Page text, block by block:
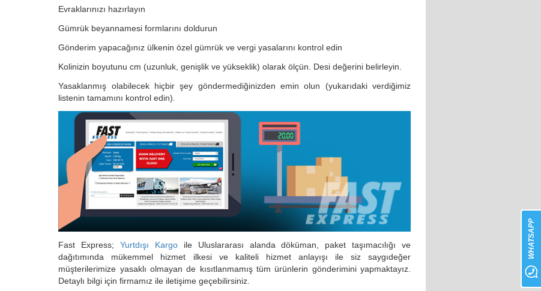
Evraklarınızı hazırlayın
Gümrük beyannamesi formlarını doldurun
Gönderim yapacağınız ülkenin özel gümrük ve vergi yasalarını kontrol edin
Kolinizin boyutunu cm (uzunluk, genişlik ve yükseklik) olarak ölçün. Desi değerini belirleyin.
Yasaklanmış olabilecek hiçbir şey göndermediğinizden emin olun (yukarıdaki verdiğimiz
listenin tamamını kontrol edin).
Fast Express;Yurtdışı Kargoile Uluslararası alanda döküman, paket taşımacılığı ve
dağıtımında mükemmel hizmet ilkesi ve kaliteli hizmet anlayışı ile siz saygıdeğer
müşterilerimize yasaklı olmayan de kısıtlanmamış tüm ürünlerin gönderimini yapmaktayız.
Detaylı bilgi için firmamız ile iletişime geçebilirsiniz.
WHATSAPP